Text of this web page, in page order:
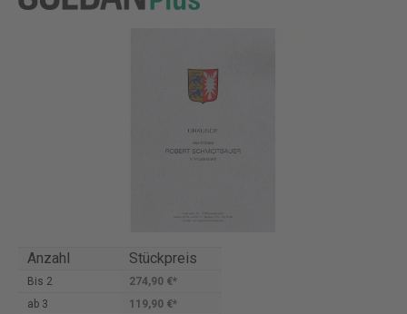
Anzahl Stückpreis
Bis 2
274,90 €*
ab 3
119,90 €*